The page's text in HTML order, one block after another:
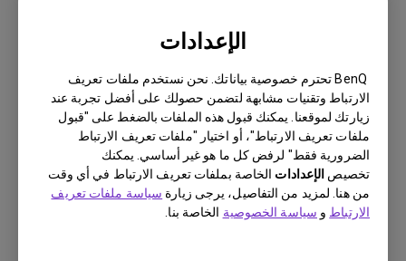
الإعدادات
BenQ تحترم خصوصية بياناتك. نحن نستخدم ملفات تعريف
الارتباط وتقنيات مشابهة لتضمن حصولك على أفضل تجربة عند
زيارتك لموقعنا. يمكنك قبول هذه الملفات بالضغط على "قبول
ملفات تعريف الارتباط"، أو اختيار "ملفات تعريف الارتباط
الضرورية فقط" لرفض كل ما هو غير أساسي. يمكنك
تخصيص الإعدادات الخاصة بملفات تعريف الارتباط في أي وقت
من هنا. لمزيد من التفاصيل، يرجى زيارة سياسة ملفات تعريف
الارتباط و سياسة الخصوصية الخاصة بنا.
ماذا يعني ثبات الصورة وكيفية تجنبها أو التخلص منها؟
هل تستخدم شاشة بينكيو إضاءة LED بمجموعة كاملة أو
إضاءة LED من الحافة؟
كيف يمكنني التحقق مما إذا كانت الإضاءة الخلفية